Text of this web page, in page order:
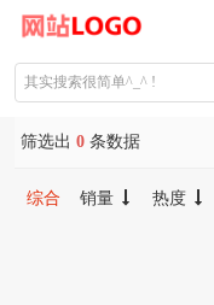
筛选出 0 条数据
综合 销量 热度